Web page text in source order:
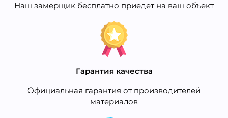
Наш замерщик бесплатно приедет на ваш объект
Гарантия качества
Официальная гарантия от производителей
материалов